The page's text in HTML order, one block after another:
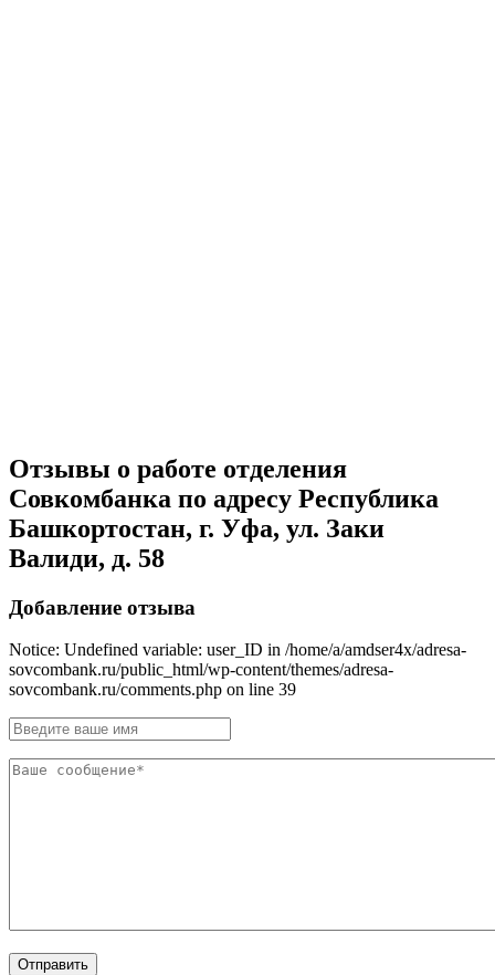
Отзывы о работе отделения
Совкомбанка по адресу Республика
Башкортостан, г. Уфа, ул. Заки
Валиди, д. 58
Добавление отзыва
Notice: Undefined variable: user_ID in /home/a/amdser4x/adresa-
sovcombank.ru/public_html/wp-content/themes/adresa-
sovcombank.ru/comments.php on line 39
Отправить